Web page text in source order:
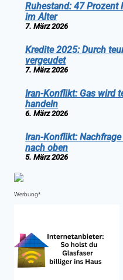
Ruhestand: 47 Prozent
im Alter
7. März 2026
Kredite 2025: Durch
vergeudet
7. März 2026
Iran-Konflikt: Gas wird
handeln
6. März 2026
Iran-Konflikt:
nach oben
5. März 2026
Werbung*